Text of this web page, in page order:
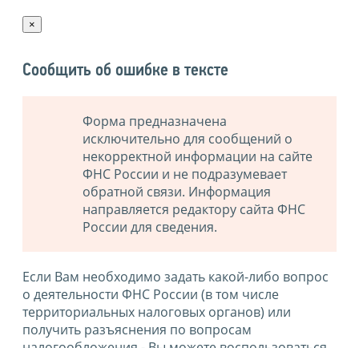
×
Сообщить об ошибке в тексте
Форма предназначена
исключительно для сообщений о
некорректной информации на сайте
ФНС России и не подразумевает
обратной связи. Информация
направляется редактору сайта ФНС
России для сведения.
Если Вам необходимо задать какой-либо вопрос
о деятельности ФНС России (в том числе
территориальных налоговых органов) или
получить разъяснения по вопросам